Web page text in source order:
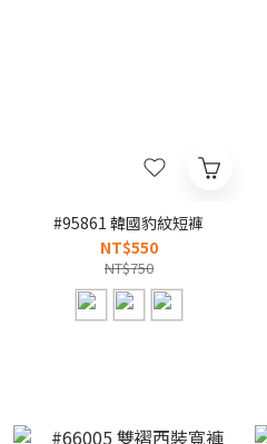
#95861 韓國豹紋短褲
NT$550
NT$750